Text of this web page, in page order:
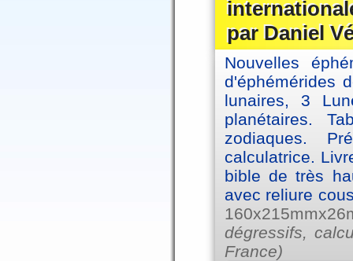
par Daniel
Nouvelles
d'éphémérides
lunaires, 3
planétaires.
zodiaques.
calculatrice.
bible de très
avec reliure
dégressifs,
France)